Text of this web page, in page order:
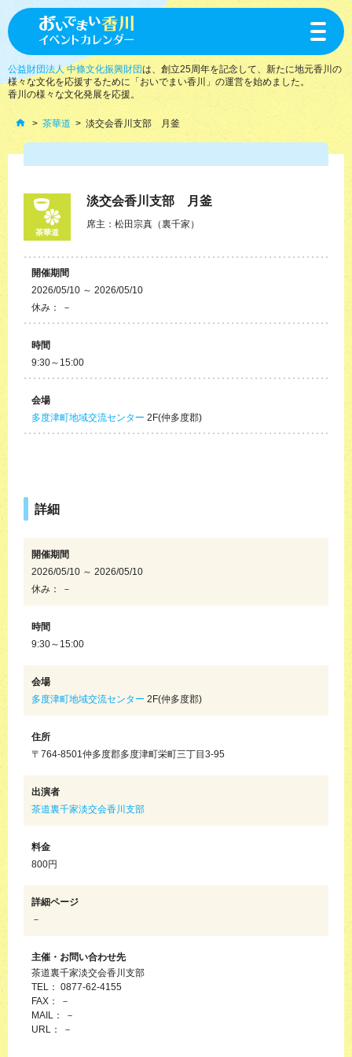
toggle
公益財団法人 中條文化振興財団は、創立25周年を記念して、新たに地元香川の
様々な文化を応援するために「おいでまい香川」の運営を始めました。
香川の様々な文化発展を応援。
茶華道 淡交会香川支部 月釜
茶華道
淡交会香川支部 月釜
席主：松田宗真（裏千家）
開催期間
2026/05/10 ～ 2026/05/10
休み： －
時間
9:30～15:00
会場
多度津町地域交流センター 2F(仲多度郡)
詳細
開催期間
2026/05/10 ～ 2026/05/10
休み： －
時間
9:30～15:00
会場
多度津町地域交流センター 2F(仲多度郡)
住所
〒764-8501仲多度郡多度津町栄町三丁目3-95
出演者
茶道裏千家淡交会香川支部
料金
800円
詳細ページ
－
主催・お問い合わせ先
茶道裏千家淡交会香川支部
TEL： 0877-62-4155
FAX： －
MAIL： －
URL： －